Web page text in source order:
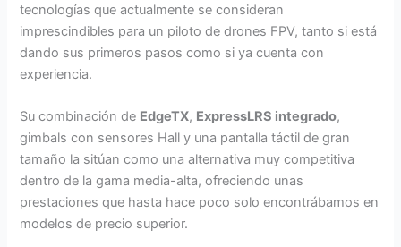
tecnologías que actualmente se consideran
imprescindibles para un piloto de drones FPV, tanto si está
dando sus primeros pasos como si ya cuenta con
experiencia.
Su combinación de EdgeTX, ExpressLRS integrado,
gimbals con sensores Hall y una pantalla táctil de gran
tamaño la sitúan como una alternativa muy competitiva
dentro de la gama media-alta, ofreciendo unas
prestaciones que hasta hace poco solo encontrábamos en
modelos de precio superior.